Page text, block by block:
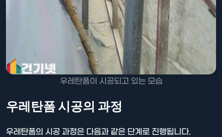
우레탄폼이 시공되고 있는 모습
우레탄폼 시공의 과정
우레탄폼의 시공 과정은 다음과 같은 단계로 진행됩니다.